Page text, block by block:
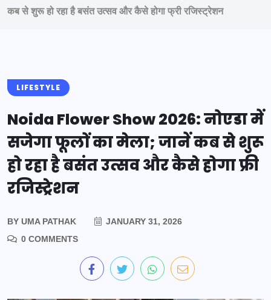
कब से शुरू हो रहा है बसंत उत्सव और कैसे होगा फ्री रजिस्ट्रेशन
LIFESTYLE
Noida Flower Show 2026: नोएडा में
सजेगा फूलों का मेला; जानें कब से शुरू
हो रहा है बसंत उत्सव और कैसे होगा फ्री
रजिस्ट्रेशन
BY UMA PATHAK
JANUARY 31, 2026
0 COMMENTS